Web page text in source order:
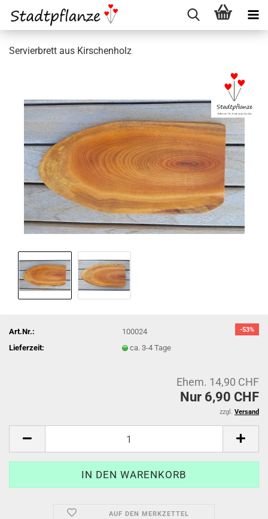
Servierbrett aus Kirschenholz
-53%
Art.Nr.:
100024
Lieferzeit:
ca. 3-4 Tage
Ehem. 14,90 CHF
Nur 6,90 CHF
zzgl. Versand
AUF DEN MERKZETTEL